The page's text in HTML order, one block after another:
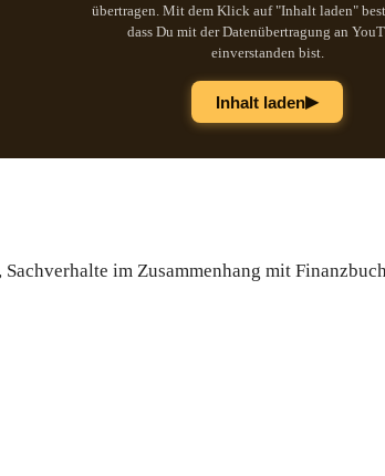
übertragen. Mit dem Klick auf "Inhalt laden"
dass Du mit der Datenübertragung an
einverstanden bist.
Inhalt laden▶
im Zusammenhang mit